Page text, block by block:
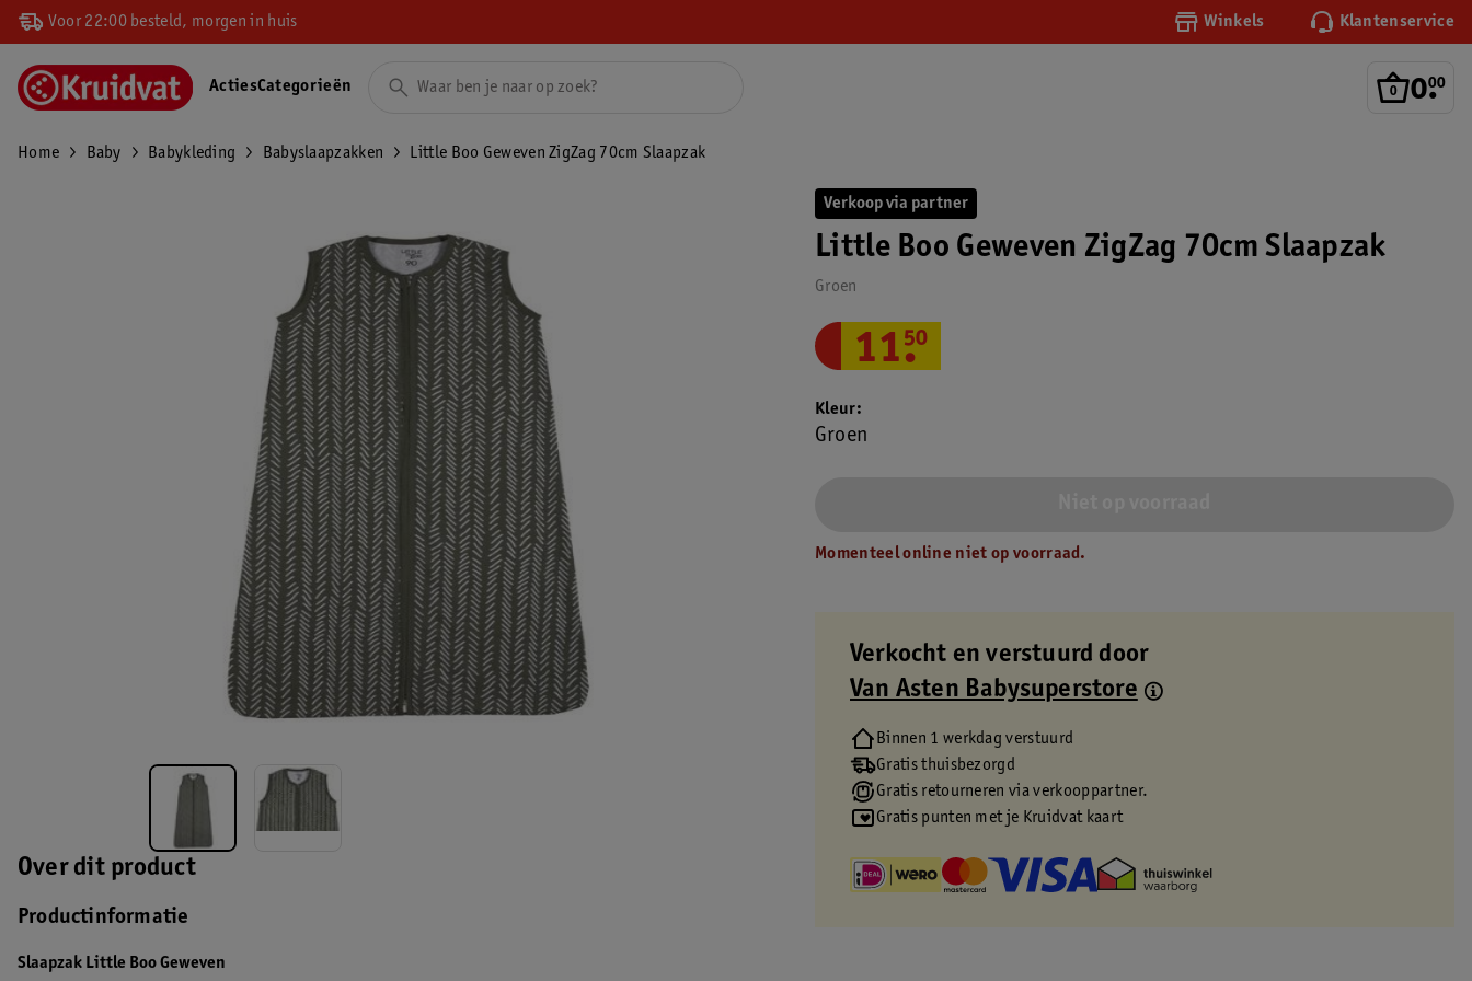
Voor 22:00 besteld, morgen in huis Winkels Klantenservice
0.
00
ActiesCategorieën
Home Baby Babykleding Babyslaapzakken Little Boo Geweven ZigZag 70cm Slaapzak
Over dit product
Productinformatie
Slaapzak Little Boo Geweven
Verkoop via partner
Little Boo Geweven ZigZag 70cm Slaapzak
Groen
11.
50
Kleur
Groen
Momenteel online niet op voorraad.
Verkocht en verstuurd door
Van Asten Babysuperstore
Binnen 1 werkdag verstuurd
Gratis thuisbezorgd
Gratis retourneren via verkooppartner.
Gratis punten met je Kruidvat kaart